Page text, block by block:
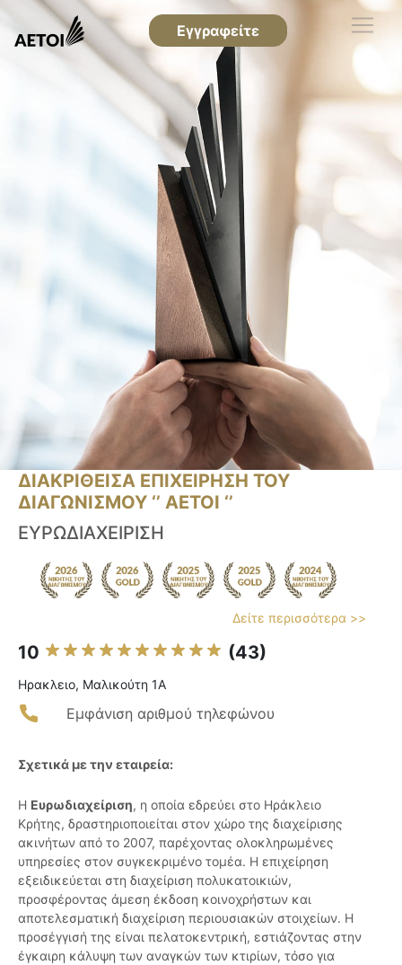
Εγγραφείτε
ΔΙΑΚΡΙΘΕΙΣΑ ΕΠΙΧΕΙΡΗΣΗ ΤΟΥ
ΔΙΑΓΩΝΙΣΜΟΥ ‘’ ΑΕΤΟΙ ‘’
ΕΥΡΩΔΙΑΧΕΙΡΙΣΗ
Δείτε περισσότερα >>
10 (43)
Ηρακλειο, Μαλικούτη 1Α
Εμφάνιση αριθμού τηλεφώνου
Σχετικά με την εταιρεία:
Η Ευρωδιαχείριση, η οποία εδρεύει στο Ηράκλειο
Κρήτης, δραστηριοποιείται στον χώρο της διαχείρισης
ακινήτων από το 2007, παρέχοντας ολοκληρωμένες
υπηρεσίες στον συγκεκριμένο τομέα. Η επιχείρηση
εξειδικεύεται στη διαχείριση πολυκατοικιών,
προσφέροντας άμεση έκδοση κοινοχρήστων και
αποτελεσματική διαχείριση περιουσιακών στοιχείων. Η
προσέγγισή της είναι πελατοκεντρική, εστιάζοντας στην
έγκαιρη κάλυψη των αναγκών των κτιρίων, τόσο για